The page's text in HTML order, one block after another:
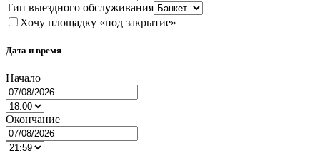
Тип выездного обслуживания
Хочу площадку «под закрытие»
Дата и время
Начало
Окончание